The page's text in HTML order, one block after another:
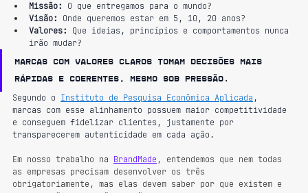
Missão:
O que entregamos para o mundo?
Visão:
Onde queremos estar em 5, 10, 20 anos?
Valores:
Que ideias, princípios e comportamentos nunca
irão mudar?
Marcas com valores claros tomam decisões mais
rápidas e coerentes, mesmo sob pressão.
Segundo o Instituto de Pesquisa Econômica Aplicada,
marcas com esse alinhamento possuem maior competitividade
e conseguem fidelizar clientes, justamente por
transparecerem autenticidade em cada ação.
Em nosso trabalho na BrandMade, entendemos que nem todas
as empresas precisam desenvolver os três
obrigatoriamente, mas elas devem saber por que existem e